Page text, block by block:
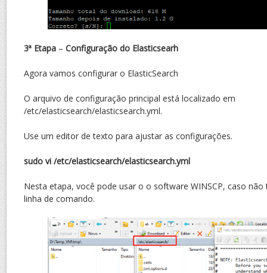
3ª Etapa – Configuração do Elasticsearh
Agora vamos configurar o ElasticSearch
O arquivo de configuração principal está localizado em
/etc/elasticsearch/elasticsearch.yml.
Use um editor de texto para ajustar as configurações.
sudo vi /etc/elasticsearch/elasticsearch.yml
Nesta etapa, você pode usar o o software WINSCP, caso
linha de comando.